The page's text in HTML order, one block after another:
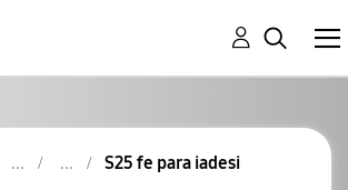
S25 fe para iadesi